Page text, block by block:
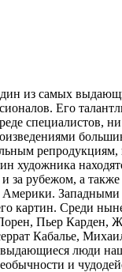
из самых
Его
специалистов,
репродукциям,
художника
за рубежом, а
Западными
картин. Среди
Пьер Карден,
Кабалье,
люди
и